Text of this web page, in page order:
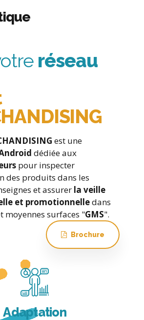
réseau
est une
dédiée aux
pour inspecter
des produits dans les
et assurer la veille
et promotionnelledans
moyennes surfaces "GMS".
Brochure
Adaptation